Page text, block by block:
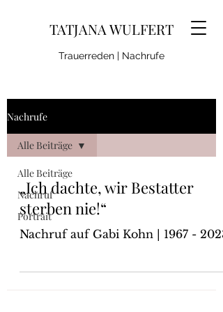
TATJANA WULFERT
Trauerreden | Nachrufe
Nachrufe
Alle Beiträge
Nachruf
Portrait
Alle Beiträge
„Ich dachte, wir Bestatter
sterben nie!“
Nachruf auf Gabi Kohn | 1967 - 2023